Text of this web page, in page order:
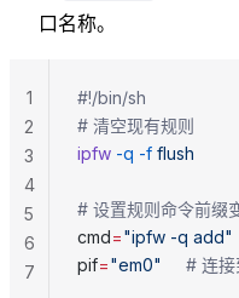
口名称。
#!/bin/sh
# 清空现有规则
ipfw -q -f flush
# 设置规则命令前缀
cmd="ipfw -q add"
pif="em0"
# 连
1
2
3
4
5
6
7